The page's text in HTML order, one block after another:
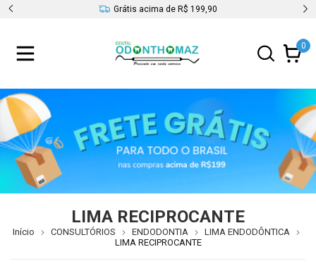
Grátis acima de R$ 199,90
0
LIMA RECIPROCANTE
Início CONSULTÓRIOS ENDODONTIA
LIMA ENDODÔNTICA
LIMA RECIPROCANTE